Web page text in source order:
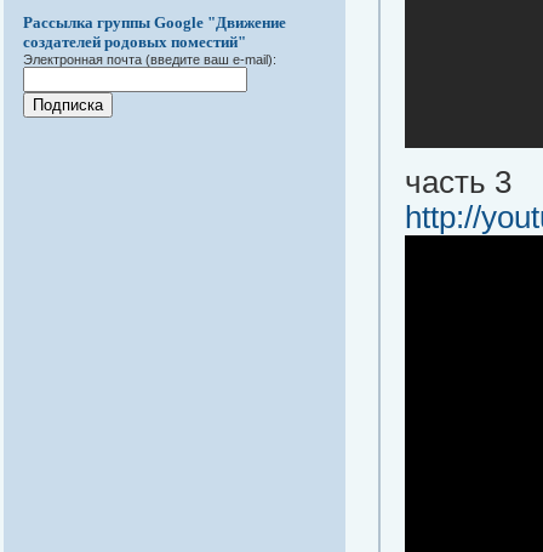
Рассылка группы Google "Движение
создателей родовых поместий"
Электронная почта (введите ваш e-mail):
часть 3
http://